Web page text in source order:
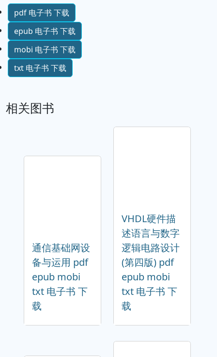
pdf 电子书 下载
epub 电子书 下载
mobi 电子书 下载
txt 电子书 下载
相关图书
通信基础网设
备与运用 pdf
epub mobi
txt 电子书 下
载
VHDL硬件描
述语言与数字
逻辑电路设计
(第四版) pdf
epub mobi
txt 电子书 下
载